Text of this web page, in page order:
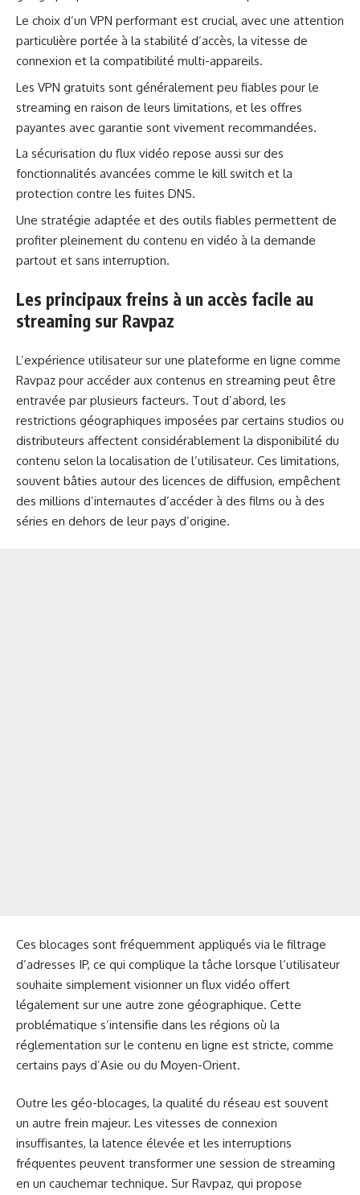
Le choix d’un VPN performant est crucial, avec une attention
particulière portée à la stabilité d’accès, la vitesse de
connexion et la compatibilité multi-appareils.
Les VPN gratuits sont généralement peu fiables pour le
streaming en raison de leurs limitations, et les offres
payantes avec garantie sont vivement recommandées.
La sécurisation du flux vidéo repose aussi sur des
fonctionnalités avancées comme le kill switch et la
protection contre les fuites DNS.
Une stratégie adaptée et des outils fiables permettent de
profiter pleinement du contenu en vidéo à la demande
partout et sans interruption.
Les principaux freins à un accès facile au
streaming sur Ravpaz
L’expérience utilisateur sur une plateforme en ligne comme
Ravpaz pour accéder aux contenus en streaming peut être
entravée par plusieurs facteurs. Tout d’abord, les
restrictions géographiques imposées par certains studios ou
distributeurs affectent considérablement la disponibilité du
contenu selon la localisation de l’utilisateur. Ces limitations,
souvent bâties autour des licences de diffusion, empêchent
des millions d’internautes d’accéder à des films ou à des
séries en dehors de leur pays d’origine.
Ces blocages sont fréquemment appliqués via le filtrage
d’adresses IP, ce qui complique la tâche lorsque l’utilisateur
souhaite simplement visionner un flux vidéo offert
légalement sur une autre zone géographique. Cette
problématique s’intensifie dans les régions où la
réglementation sur le contenu en ligne est stricte, comme
certains pays d’Asie ou du Moyen-Orient.
Outre les géo-blocages, la qualité du réseau est souvent
un autre frein majeur. Les vitesses de connexion
insuffisantes, la latence élevée et les interruptions
fréquentes peuvent transformer une session de streaming
en un cauchemar technique. Sur Ravpaz, qui propose